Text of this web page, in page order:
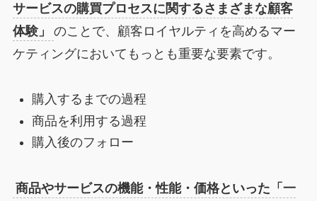
サービスの購買プロセスに関するさまざまな顧客
体験」
のことで、顧客ロイヤルティを高めるマー
ケティングにおいてもっとも重要な要素です。
購入するまでの過程
商品を利用する過程
購入後のフォロー
商品やサービスの機能・性能・価格といった「一